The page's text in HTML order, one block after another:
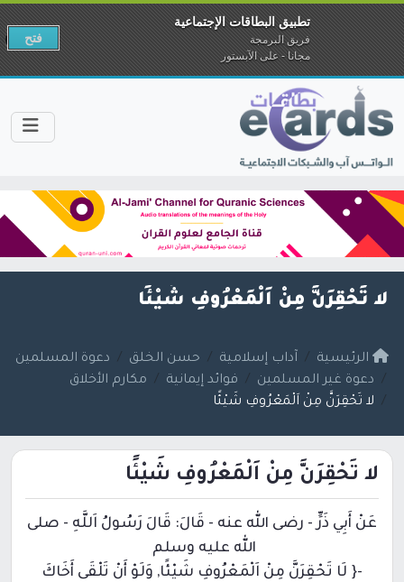
لا تَحْقِرَنَّ مِنْ اَلْمَعْرُوفِ شَيْئًا
الرئيسية آداب إسلامية حسن الخلق
دعوة المسلمين
دعوة غير المسلمين
فوائد إيمانية
مكارم الأخلاق
لا تَحْقِرَنَّ مِنْ اَلْمَعْرُوفِ شَيْئًا
لا تَحْقِرَنَّ مِنْ اَلْمَعْرُوفِ شَيْئًا
عَنْ أَبِي ذَرٍّ ‏- رضى الله عنه ‏- قَالَ: قَالَ رَسُولُ اَللَّهِ ‏- صلى
الله عليه وسلم ‏
-{ لَا تَحْقِرَنَّ مِنْ اَلْمَعْرُوفِ شَيْئًا, وَلَوْ أَنْ تَلْقَى أَخَاكَ
تطبيق البطاقات الإجتماعية
فريق البرمجة
مجانا - على الآبستور
فتح